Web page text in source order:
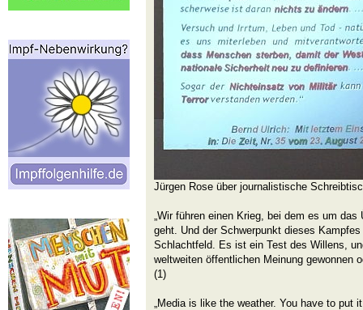
Jürgen Rose über journalistische
„Wir führen einen Krieg, bei dem es um das
geht. Und der Schwerpunkt dieses
Schlachtfeld. Es ist ein Test des Willens,
weltweiten öffentlichen Meinung gewonnen
(1)
„Media is like the weather. You have to put